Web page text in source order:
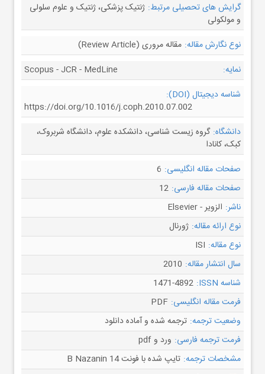
گرایش های تحصیلی مرتبط: ژنتیک پزشکی، ژنتیک و علوم سلولی
و مولکولی
نوع نگارش مقاله: مقاله مروری (Review Article)
نمایه:
Scopus - JCR - MedLine
شناسه دیجیتال (DOI):
https://doi.org/10.1016/j.coph.2010.07.002
دانشگاه: گروه زیست شناسی، دانشکده علوم، دانشگاه شربروک،
کبک، کانادا
صفحات مقاله انگلیسی: 6
صفحات مقاله فارسی: 12
ناشر: الزویر - Elsevier
نوع ارائه مقاله: ژورنال
نوع مقاله: ISI
سال انتشار مقاله: 2010
شناسه ISSN:
1471-4892
فرمت مقاله انگلیسی: PDF
وضعیت ترجمه: ترجمه شده و آماده دانلود
فرمت ترجمه فارسی: ورد و pdf
مشخصات ترجمه: تایپ شده با فونت B Nazanin 14